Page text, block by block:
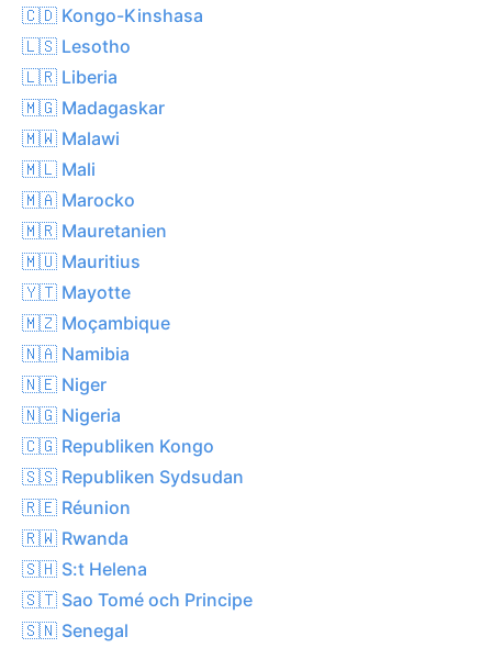
🇨🇩 Kongo-Kinshasa
🇱🇸 Lesotho
🇱🇷 Liberia
🇲🇬 Madagaskar
🇲🇼 Malawi
🇲🇱 Mali
🇲🇦 Marocko
🇲🇷 Mauretanien
🇲🇺 Mauritius
🇾🇹 Mayotte
🇲🇿 Moçambique
🇳🇦 Namibia
🇳🇪 Niger
🇳🇬 Nigeria
🇨🇬 Republiken Kongo
🇸🇸 Republiken Sydsudan
🇷🇪 Réunion
🇷🇼 Rwanda
🇸🇭 S:t Helena
🇸🇹 Sao Tomé och Principe
🇸🇳 Senegal